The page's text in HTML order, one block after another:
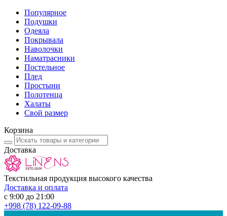
Популярное
Подушки
Одеяла
Покрывала
Наволочки
Наматрасники
Постельное
Плед
Простыни
Полотенца
Халаты
Свой размер
Корзина
Доставка
Текстильная продукция высокого качества
Доставка и оплата
с 9:00 до 21:00
+998 (78) 122-09-88